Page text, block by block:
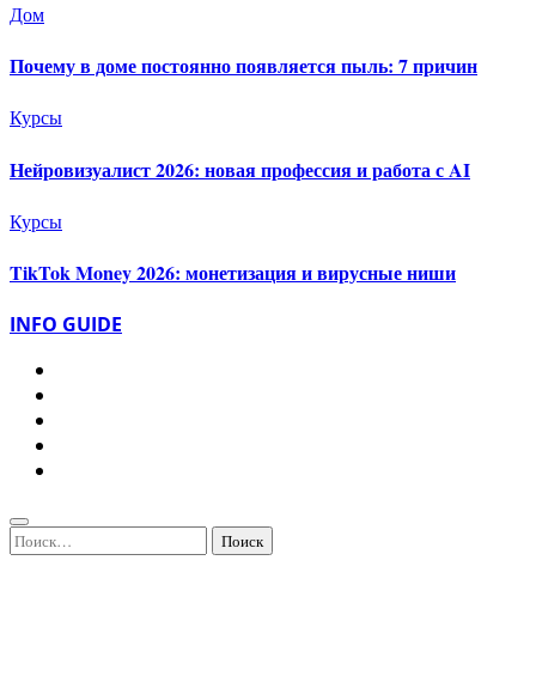
Дом
Почему в доме постоянно появляется пыль: 7 причин
Курсы
Нейровизуалист 2026: новая профессия и работа с AI
Курсы
TikTok Money 2026: монетизация и вирусные ниши
INFO GUIDE
Найти: